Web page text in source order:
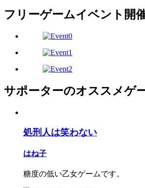
フリーゲームイベント開
サポーターのオススメゲ
処刑人は笑わない
はね子
糖度の低い乙女ゲームです。